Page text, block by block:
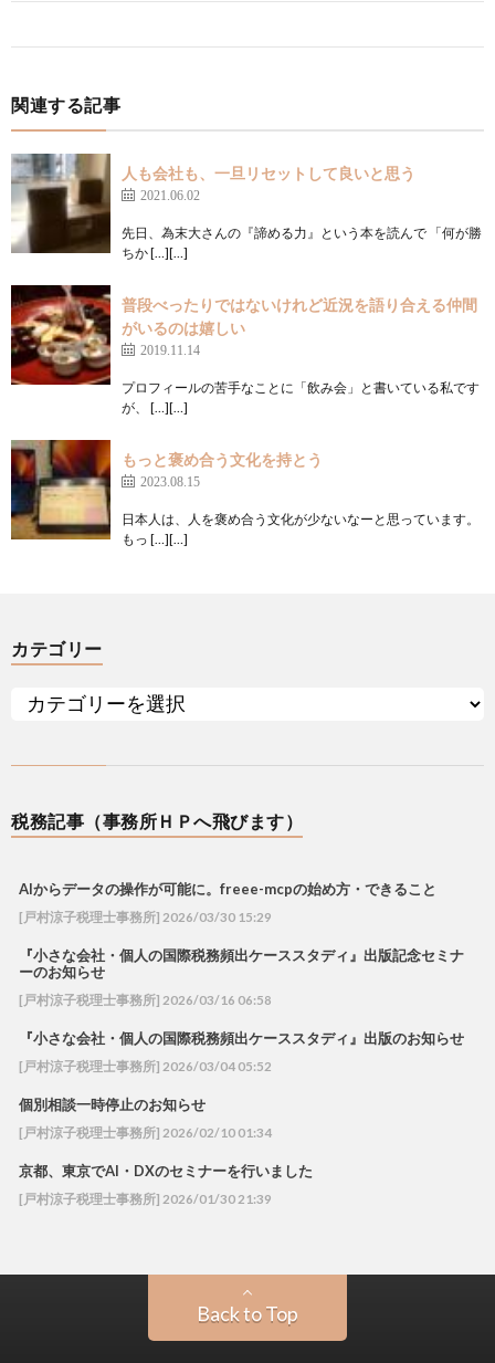
関連する記事
人も会社も、一旦リセットして良いと思う
2021.06.02
先日、為末大さんの『諦める力』という本を読んで 「何が勝
ちか […][…]
普段べったりではないけれど近況を語り合える仲間
がいるのは嬉しい
2019.11.14
プロフィールの苦手なことに「飲み会」と書いている私です
が、 […][…]
もっと褒め合う文化を持とう
2023.08.15
日本人は、人を褒め合う文化が少ないなーと思っています。
もっ […][…]
カテゴリー
税務記事（事務所ＨＰへ飛びます）
AIからデータの操作が可能に。freee-mcpの始め方・できること
[戸村涼子税理士事務所] 2026/03/30 15:29
『小さな会社・個人の国際税務頻出ケーススタディ』出版記念セミナ
ーのお知らせ
[戸村涼子税理士事務所] 2026/03/16 06:58
『小さな会社・個人の国際税務頻出ケーススタディ』出版のお知らせ
[戸村涼子税理士事務所] 2026/03/04 05:52
個別相談一時停止のお知らせ
[戸村涼子税理士事務所] 2026/02/10 01:34
京都、東京でAI・DXのセミナーを行いました
[戸村涼子税理士事務所] 2026/01/30 21:39
Back to Top